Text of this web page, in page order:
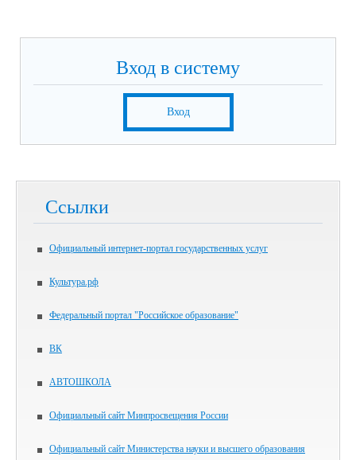
Вход в систему
Вход
Ссылки
Официальный интернет-портал государственных услуг
Культура.рф
Федеральный портал "Российское образование"
ВК
АВТОШКОЛА
Официальный сайт Минпросвещения России
Официальный сайт Министерства науки и высшего образования